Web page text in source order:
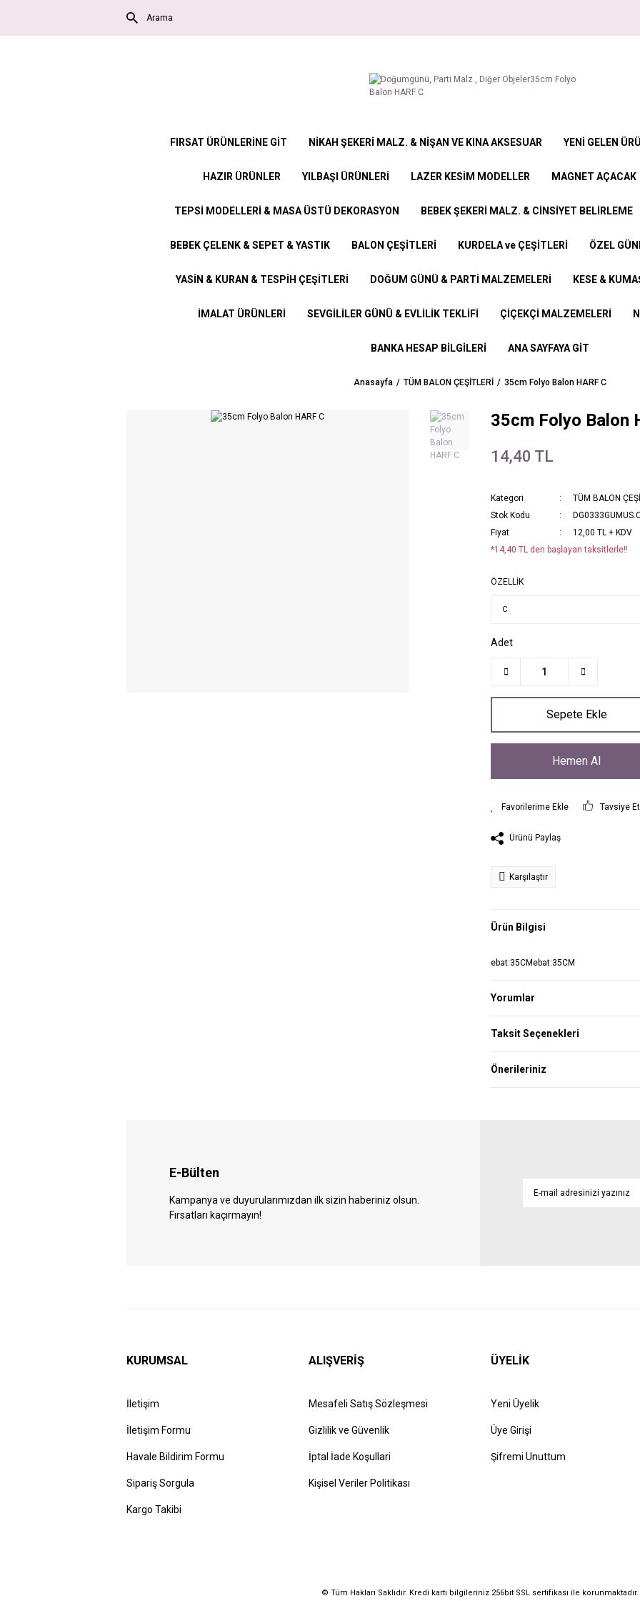
FIRSAT ÜRÜNLERİNE GİT NİKAH ŞEKERİ MALZ. & NİŞAN VE KINA AKSESUAR YENİ GELEN
HAZIR ÜRÜNLER YILBAŞI ÜRÜNLERİ LAZER KESİM MODELLER MAGNET AÇACAK
TEPSİ MODELLERİ & MASA ÜSTÜ DEKORASYON BEBEK ŞEKERİ MALZ. & CİNSİYET BELİRLEME
BEBEK ÇELENK & SEPET & YASTIK BALON ÇEŞİTLERİ KURDELA ve ÇEŞİTLERİ ÖZEL
YASİN & KURAN & TESPİH ÇEŞİTLERİ DOĞUM GÜNÜ & PARTİ MALZEMELERİ KESE &
İMALAT ÜRÜNLERİ SEVGİLİLER GÜNÜ & EVLİLİK TEKLİFİ ÇİÇEKÇİ MALZEMELERİ
BANKA HESAP BİLGİLERİ ANA SAYFAYA GİT
Anasayfa TÜM BALON ÇEŞİTLERİ 35cm Folyo Balon HARF C
35cm Folyo Balon
14,40 TL
Kategori
TÜM BALON
Stok Kodu
Fiyat
12,00 TL + KDV
*14,40 TL den başlayan taksitlerle!!
ÖZELLİK
Adet
Sepete Ekle
Hemen Al
Tavsiye Et
Ürünü Paylaş
Karşılaştır
Ürün Bilgisi
ebat:35CMebat:35CM
Yorumlar
Taksit Seçenekleri
Önerileriniz
E-Bülten
Kampanya ve duyurularımızdan ilk sizin haberiniz olsun.
Fırsatları kaçırmayın!
KURUMSAL
İletişim
İletişim Formu
Havale Bildirim Formu
Sipariş Sorgula
Kargo Takibi
ALIŞVERİŞ
Mesafeli Satış Sözleşmesi
Gizlilik ve Güvenlik
İptal İade Koşullari
Kişisel Veriler Politikası
ÜYELİK
Yeni Üyelik
Üye Girişi
Şifremi Unuttum
© Tüm Hakları Saklıdır. Kredi kartı bilgileriniz 256bit SSL sertifikası ile korunmaktadır.